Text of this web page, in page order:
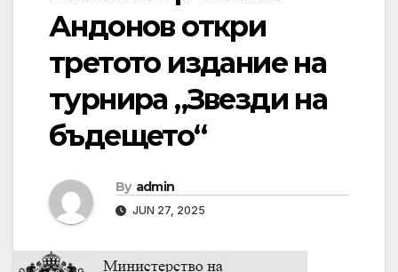
Андонов откри
третото издание на
турнира „Звезди на
бъдещето“
By admin
JUN 27, 2025